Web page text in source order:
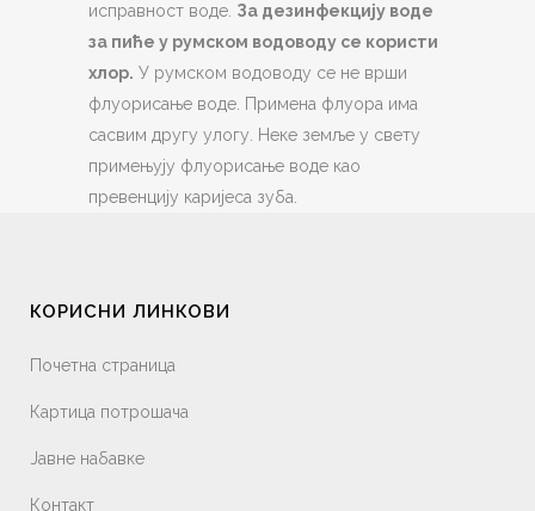
исправност воде. За дезинфекцију воде
за пиће у румском водоводу се користи
хлор. У румском водоводу се не врши
флуорисање воде. Примена флуора има
сасвим другу улогу. Неке земље у свету
примењују флуорисање воде као
превенцију каријеса зуба.
КОРИСНИ ЛИНКОВИ
Почетна страница
Картица потрошача
Јавне набавке
Контакт